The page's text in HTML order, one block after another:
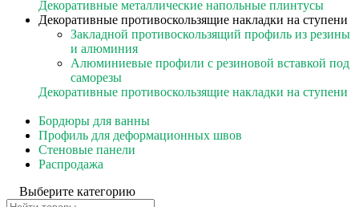
Декоративные металлические напольные плинтусы
Декоративные противоскользящие накладки на ступени
Закладной противоскользящий профиль из резины
и алюминия
Алюминиевые профили с резиновой вставкой под
саморезы
Декоративные противоскользящие накладки на ступени
Бордюры для ванны
Профиль для деформационных швов
Стеновые панели
Распродажа
Выберите категорию